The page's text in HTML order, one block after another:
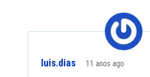
luis.dias 11 anos ago